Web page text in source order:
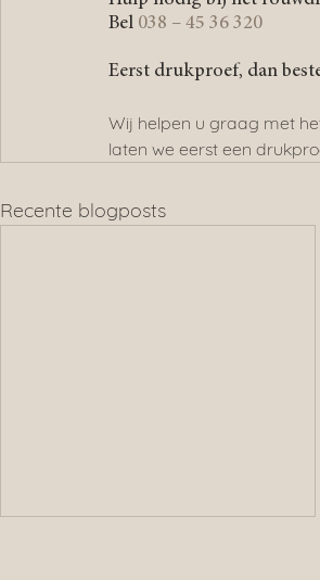
Bel 038 – 45 36 320
Eerst drukproef, dan
Wij helpen u graag met
laten we eerst een
Recente blogposts